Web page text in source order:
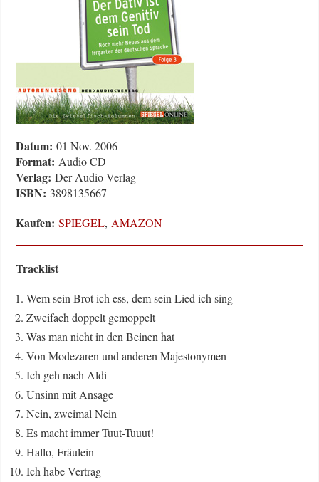
Datum: 01 Nov. 2006
Format: Audio CD
Verlag: Der Audio Verlag
ISBN: 3898135667
Kaufen:SPIEGEL,AMAZON
Tracklist
Wem sein Brot ich ess, dem sein Lied ich sing
Zweifach doppelt gemoppelt
Was man nicht in den Beinen hat
Von Modezaren und anderen Majestonymen
Ich geh nach Aldi
Unsinn mit Ansage
Nein, zweimal Nein
Es macht immer Tuut-Tuuut!
Hallo, Fräulein
Ich habe Vertrag